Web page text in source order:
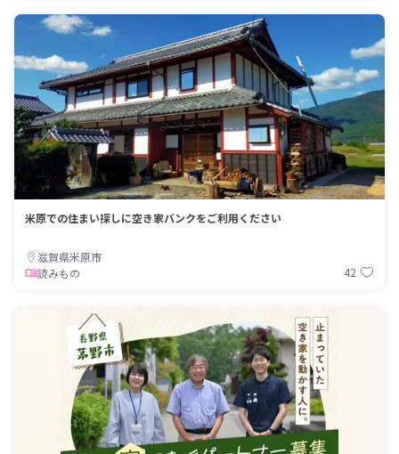
米原での住まい探しに空き家バンクをご利用ください
滋賀県米原市
読みもの
42